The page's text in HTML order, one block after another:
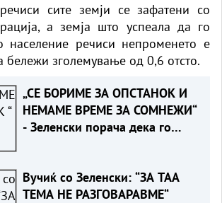
сите земји се зафатени со
а земја што успеала да го
население речиси непроменето е
бележи зголемување од 0,6 отсто.
„СЕ БОРИМЕ ЗА ОПСТАНОК И
НЕМАМЕ ВРЕМЕ ЗА СОМНЕЖИ“
- Зеленски порача дека го
Вучиќ со Зеленски: “ЗА ТАА
ТЕМА НЕ РАЗГОВАРАВМЕ“